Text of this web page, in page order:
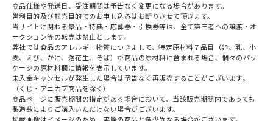
商品仕様や発送日、受注期間は予告なく変更になる場合があります。
営利目的及び転売目的でのお申し込みはお断りさせて頂きます。
当サイトに関わる景品・特典・応募券・引換券等は、全て第三者への譲渡・オ
ークション等の転売は禁止とします。
弊社では食品のアレルギー物質につきまして、特定原材料７品目（卵、乳、小
麦、えび、かに、落花生、そば）が商品の原材料に含まれる場合、個々のパッ
ケージの原材料欄に情報を表示しています。
未入金キャンセルが発生した場合は予告なく再販売することがございます。
（くじ・アニカプ商品を除く）
商品ページに販売期間の指定がある場合において、当該販売期間内であっても
製造数によりご購入いただけない場合がございます。